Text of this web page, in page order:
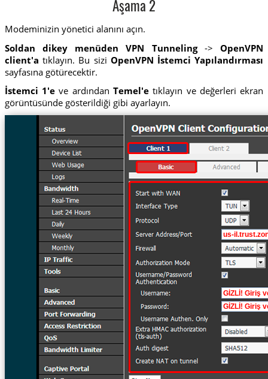
Aşama 2
Modeminizin yönetici alanını açın.
Soldan dikey menüden VPN Tunneling->OpenVPN
client'a tıklayın. Bu sizi OpenVPN İstemci Yapılandırması
sayfasına götürecektir.
İstemci 1'eve ardındanTemel'e tıklayın ve değerleri ekran
görüntüsünde gösterildiği gibi ayarlayın.